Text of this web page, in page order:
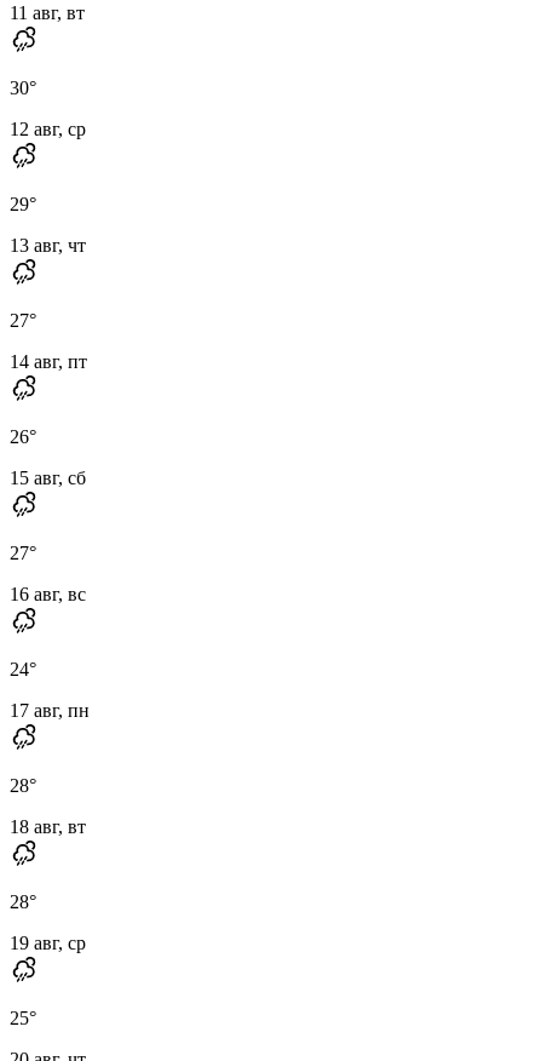
11 авг, вт
30°
12 авг, ср
29°
13 авг, чт
27°
14 авг, пт
26°
15 авг, сб
27°
16 авг, вс
24°
17 авг, пн
28°
18 авг, вт
28°
19 авг, ср
25°